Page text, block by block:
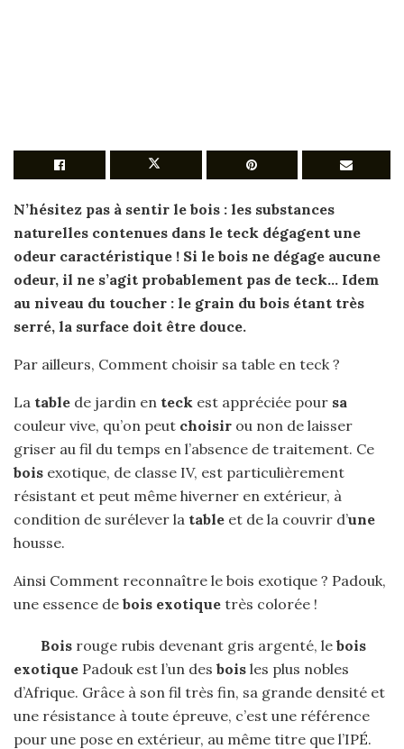
N’hésitez pas à sentir le bois : les substances
naturelles contenues dans le teck dégagent une
odeur caractéristique ! Si le bois ne dégage aucune
odeur, il ne s’agit probablement pas de teck… Idem
au niveau du toucher : le grain du bois étant très
serré, la surface doit être douce.
Par ailleurs, Comment choisir sa table en teck ?
La table de jardin en teck est appréciée pour sa
couleur vive, qu’on peut choisir ou non de laisser
griser au fil du temps en l’absence de traitement. Ce
bois exotique, de classe IV, est particulièrement
résistant et peut même hiverner en extérieur, à
condition de surélever la table et de la couvrir d’une
housse.
Ainsi Comment reconnaître le bois exotique ? Padouk,
une essence de bois exotique très colorée !
Bois rouge rubis devenant gris argenté, le bois
exotique Padouk est l’un des bois les plus nobles
d’Afrique. Grâce à son fil très fin, sa grande densité et
une résistance à toute épreuve, c’est une référence
pour une pose en extérieur, au même titre que l’IPÉ.